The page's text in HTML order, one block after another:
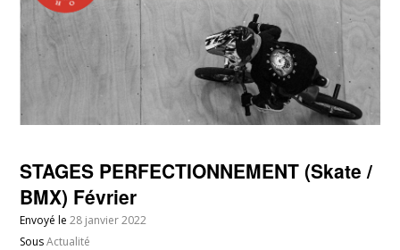
STAGES PERFECTIONNEMENT (Skate /
BMX) Février
Envoyé le28 janvier 2022
SousActualité